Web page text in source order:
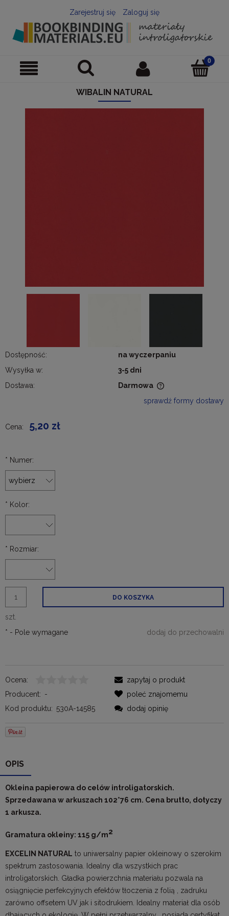
Zarejestruj się Zaloguj się
WIBALIN NATURAL
Dostępność:
na wyczerpaniu
Wysyłka w:
3-5 dni
Dostawa:
Darmowa
sprawdź formy dostawy
Cena: 5,20 zł
* Numer:
* Kolor:
* Rozmiar:
szt.
DO KOSZYKA
dodaj do przechowalni
* - Pole wymagane
Ocena:
Producent: -
Kod produktu: 530A-14585
zapytaj o produkt
poleć znajomemu
dodaj opinię
OPIS
Okleina papierowa do celów introligatorskich.
Sprzedawana w arkuszach 102*76 cm. Cena brutto, dotyczy
1 arkusza.
Gramatura okleiny: 115 g/m2
EXCELIN NATURAL to uniwersalny papier okleinowy o szerokim
spektrum zastosowania. Idealny dla wszystkich prac
introligatorskich. Gładka powierzchnia materiału pozwala na
osiągnięcie perfekcyjnych efektów tłoczenia z folią , zadruku
zarówno offsetem UV jak i sitodrukiem. Idealny materiał dla osób